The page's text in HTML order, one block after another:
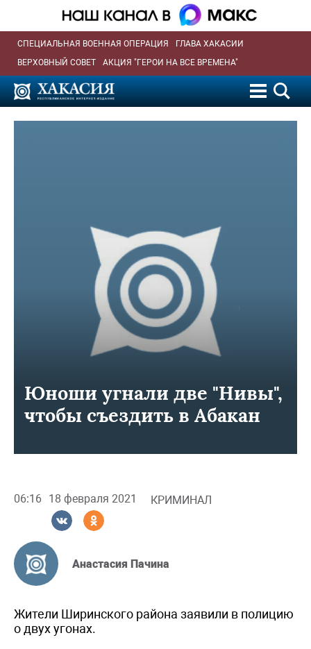
СПЕЦИАЛЬНАЯ ВОЕННАЯ ОПЕРАЦИЯ
ГЛАВА ХАКАСИИ
ВЕРХОВНЫЙ СОВЕТ
АКЦИЯ "ГЕРОИ НА ВСЕ ВРЕМЕНА"
Юноши угнали две "Нивы",
чтобы съездить в Абакан
06:16 18 февраля 2021 КРИМИНАЛ
Анастасия Пачина
Жители Ширинского района заявили в полицию
о двух угонах.